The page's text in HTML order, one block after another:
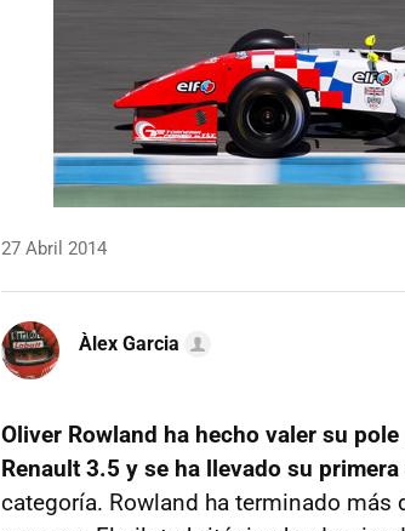
27 Abril 2014
Àlex Garcia
Oliver Rowland ha hecho valer su
Renault 3.5 y se ha llevado su
categoría. Rowland ha terminado